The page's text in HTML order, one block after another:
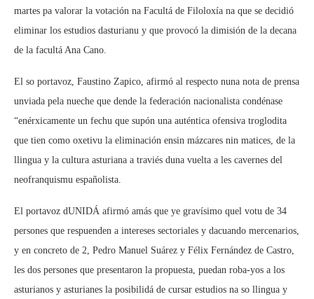
martes pa valorar la votación na Facultá de Filoloxía na que se decidió
eliminar los estudios dasturianu y que provocó la dimisión de la decana
de la facultá Ana Cano.
El so portavoz, Faustino Zapico, afirmó al respecto nuna nota de prensa
unviada pela nueche que dende la federación nacionalista condénase
“enérxicamente un fechu que supón una auténtica ofensiva troglodita
que tien como oxetivu la eliminación ensin mázcares nin matices, de la
llingua y la cultura asturiana a traviés duna vuelta a les cavernes del
neofranquismu españolista.
El portavoz dUNIDÁ afirmó amás que ye gravísimo quel votu de 34
persones que respuenden a intereses sectoriales y dacuando mercenarios,
y en concreto de 2, Pedro Manuel Suárez y Félix Fernández de Castro,
les dos persones que presentaron la propuesta, puedan roba-yos a los
asturianos y asturianes la posibilidá de cursar estudios na so llingua y